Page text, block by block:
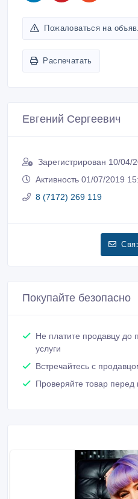
Пожаловаться на
Распечатать
Евгений Сергеевич
Зарегистрирован 10/04/
Активность 01/07/2019
8 (7172) 269 119
Покупайте безопасно
Не платите продавцу до
услуги
Встречайтесь с
Проверяйте товар перед